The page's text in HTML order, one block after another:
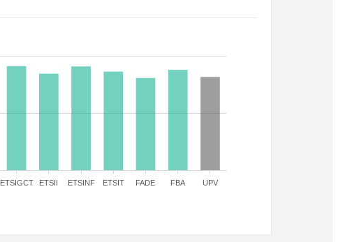
ETSIGCT ETSII ETSINF ETSIT FADE FBA UPV